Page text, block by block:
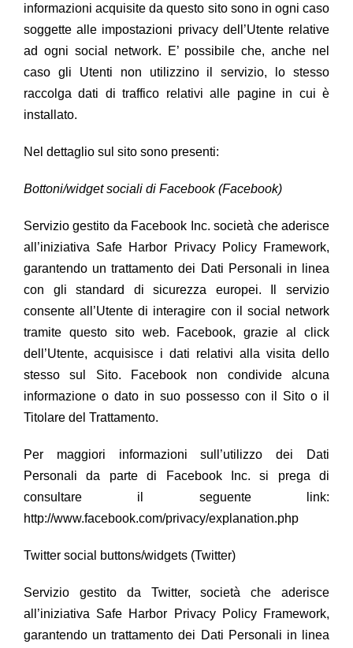
informazioni acquisite da questo sito sono in ogni caso
soggette alle impostazioni privacy dell’Utente relative
ad ogni social network. E’ possibile che, anche nel
caso gli Utenti non utilizzino il servizio, lo stesso
raccolga dati di traffico relativi alle pagine in cui è
installato.
Nel dettaglio sul sito sono presenti:
Bottoni/widget sociali di Facebook (Facebook)
Servizio gestito da Facebook Inc. società che aderisce
all’iniziativa Safe Harbor Privacy Policy Framework,
garantendo un trattamento dei Dati Personali in linea
con gli standard di sicurezza europei. Il servizio
consente all’Utente di interagire con il social network
tramite questo sito web. Facebook, grazie al click
dell’Utente, acquisisce i dati relativi alla visita dello
stesso sul Sito. Facebook non condivide alcuna
informazione o dato in suo possesso con il Sito o il
Titolare del Trattamento.
Per maggiori informazioni sull’utilizzo dei Dati
Personali da parte di Facebook Inc. si prega di
consultare il seguente link:
http://www.facebook.com/privacy/explanation.php
Twitter social buttons/widgets (Twitter)
Servizio gestito da Twitter, società che aderisce
all’iniziativa Safe Harbor Privacy Policy Framework,
garantendo un trattamento dei Dati Personali in linea